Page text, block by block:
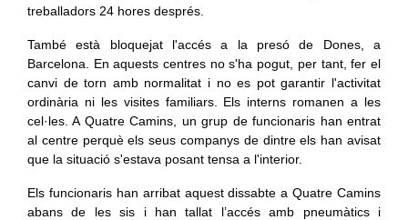
treballadors 24 hores després.
També està bloquejat l'accés a la presó de Dones, a
Barcelona. En aquests centres no s'ha pogut, per tant, fer el
canvi de torn amb normalitat i no es pot garantir l'activitat
ordinària ni les visites familiars. Els interns romanen a les
cel·les. A Quatre Camins, un grup de funcionaris han entrat
al centre perquè els seus companys de dintre els han avisat
que la situació s'estava posant tensa a l'interior.
Els funcionaris han arribat aquest dissabte a Quatre Camins
abans de les sis i han tallat l’accés amb pneumàtics i